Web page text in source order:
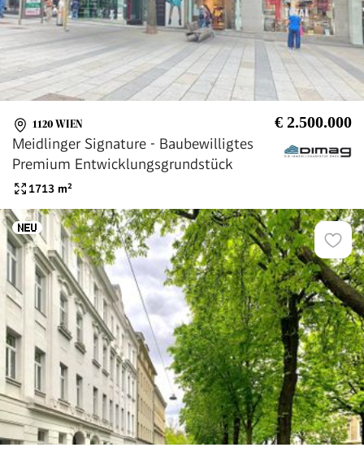
1120 WIEN € 2.500.000
Meidlinger Signature - Baubewilligtes
Premium Entwicklungsgrundstück
1713 m²